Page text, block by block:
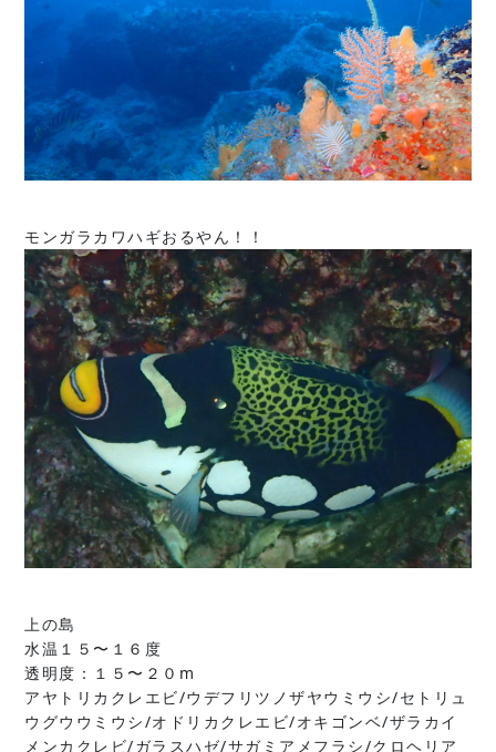
モンガラカワハギおるやん！！
上の島
水温１５〜１６度
透明度：１５〜２０m
アヤトリカクレエビ/ウデフリツノザヤウミウシ/セトリュ
ウグウウミウシ/オドリカクレエビ/オキゴンベ/ザラカイ
メンカクレビ/ガラスハゼ/サガミアメフラシ/クロヘリア